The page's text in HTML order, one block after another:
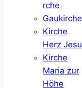
rche
Gaukirche
Kirche
Herz Jesu
Kirche
Maria zur
Höhe